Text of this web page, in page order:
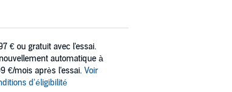
€ ou gratuit avec l'essai.
automatique à
€/mois après l'essai. Voir
d'éligibilité